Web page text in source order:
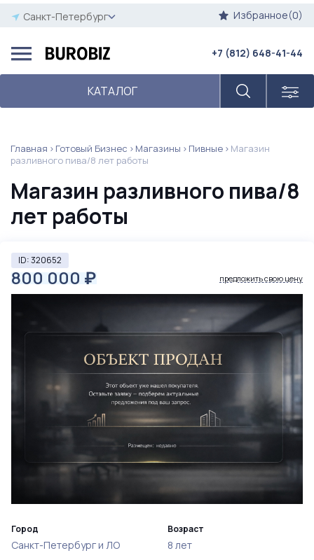
Санкт-Петербург Избранное(0)
КАТАЛОГ
+7 (812) 648-41-44
Главная Готовый Бизнес Магазины Пивные
Магазин
разливного пива/8 лет работы
Магазин разливного пива/8
лет работы
ID: 320652
800 000 ₽ предложить свою цену
Город
Санкт-Петербург и ЛО
Возраст
8 лет